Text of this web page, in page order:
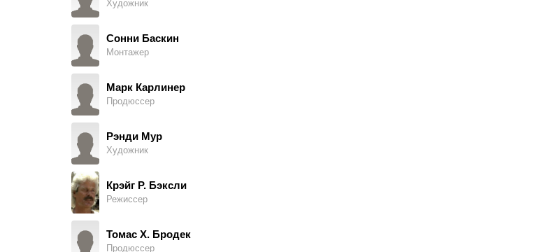
Джессика Марлоу
Antic Melkior
Зуанн Лерой
Кристин Бэксли
Алиса Маккэй
Художник
Сонни Баскин
Монтажер
Марк Карлинер
Продюссер
Рэнди Мур
Художник
Крэйг Р. Бэксли
Режиссер
Томас Х. Бродек
Продюссер